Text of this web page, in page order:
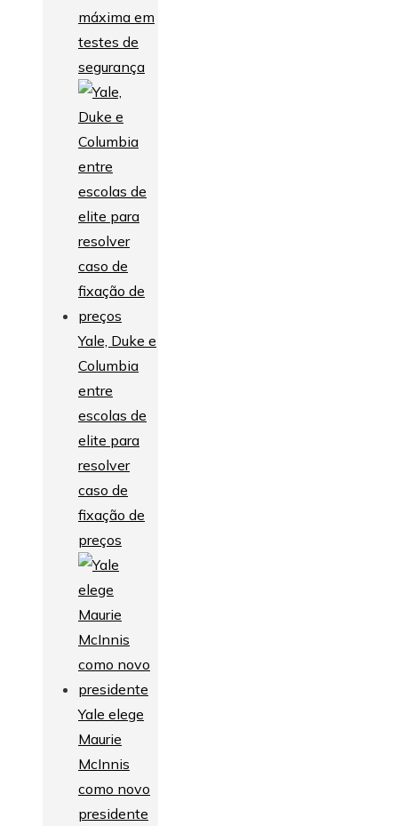
máxima em
testes de
segurança
Yale, Duke e
Columbia
entre
escolas de
elite para
resolver
caso de
fixação de
preços
Yale elege
Maurie
McInnis
como novo
presidente